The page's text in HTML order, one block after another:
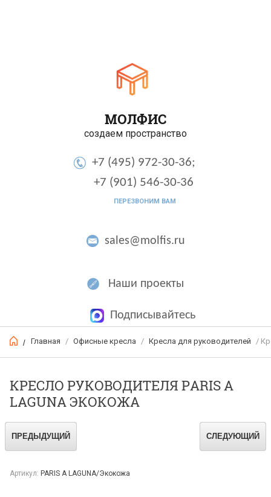
МОЛФИС
создаем пространство
+7 (495) 972-30-36;
+7 (901) 546-30-36
ПЕРЕЗВОНИМ ВАМ
sales@molfis.ru
Наши проекты
Подписывайтесь
/ Главная / Офисные кресла / Кресла для руководителей /
КРЕСЛО РУКОВОДИТЕЛЯ PARIS А
LAGUNA ЭКОКОЖА
ПРЕДЫДУЩИЙ СЛЕДУЮЩИЙ
Артикул: PARIS А LAGUNA/Экокожа